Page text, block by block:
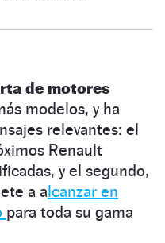
de motores
modelos, y ha
relevantes: el
Renault
y el segundo,
a alcanzar en
para toda su gama